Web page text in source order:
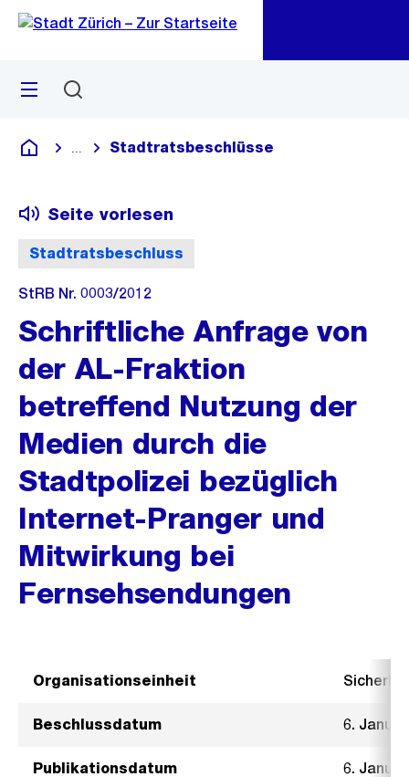
Navigation
Sprunglink
Menü
Deutsch
Blende alle Breadcrumbs ein
Stadtratsbeschlüsse
Stadtratsbeschluss
Seite vorlesen
StRB Nr. 0003/2012
Schriftliche Anfrage von
der AL-Fraktion
betreffend Nutzung der
Medien durch die
Stadtpolizei bezüglich
Internet-Pranger und
Mitwirkung bei
Fernsehsendungen
Organisationseinheit
Beschlussdatum 6.
Publikationsdatum 6.